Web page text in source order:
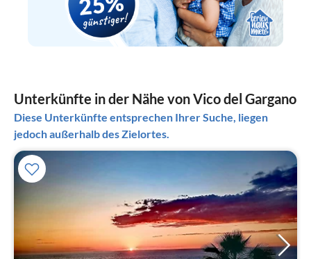
Unterkünfte in der Nähe von Vico del Gargano
Diese Unterkünfte entsprechen Ihrer Suche, liegen
jedoch außerhalb des Zielortes.